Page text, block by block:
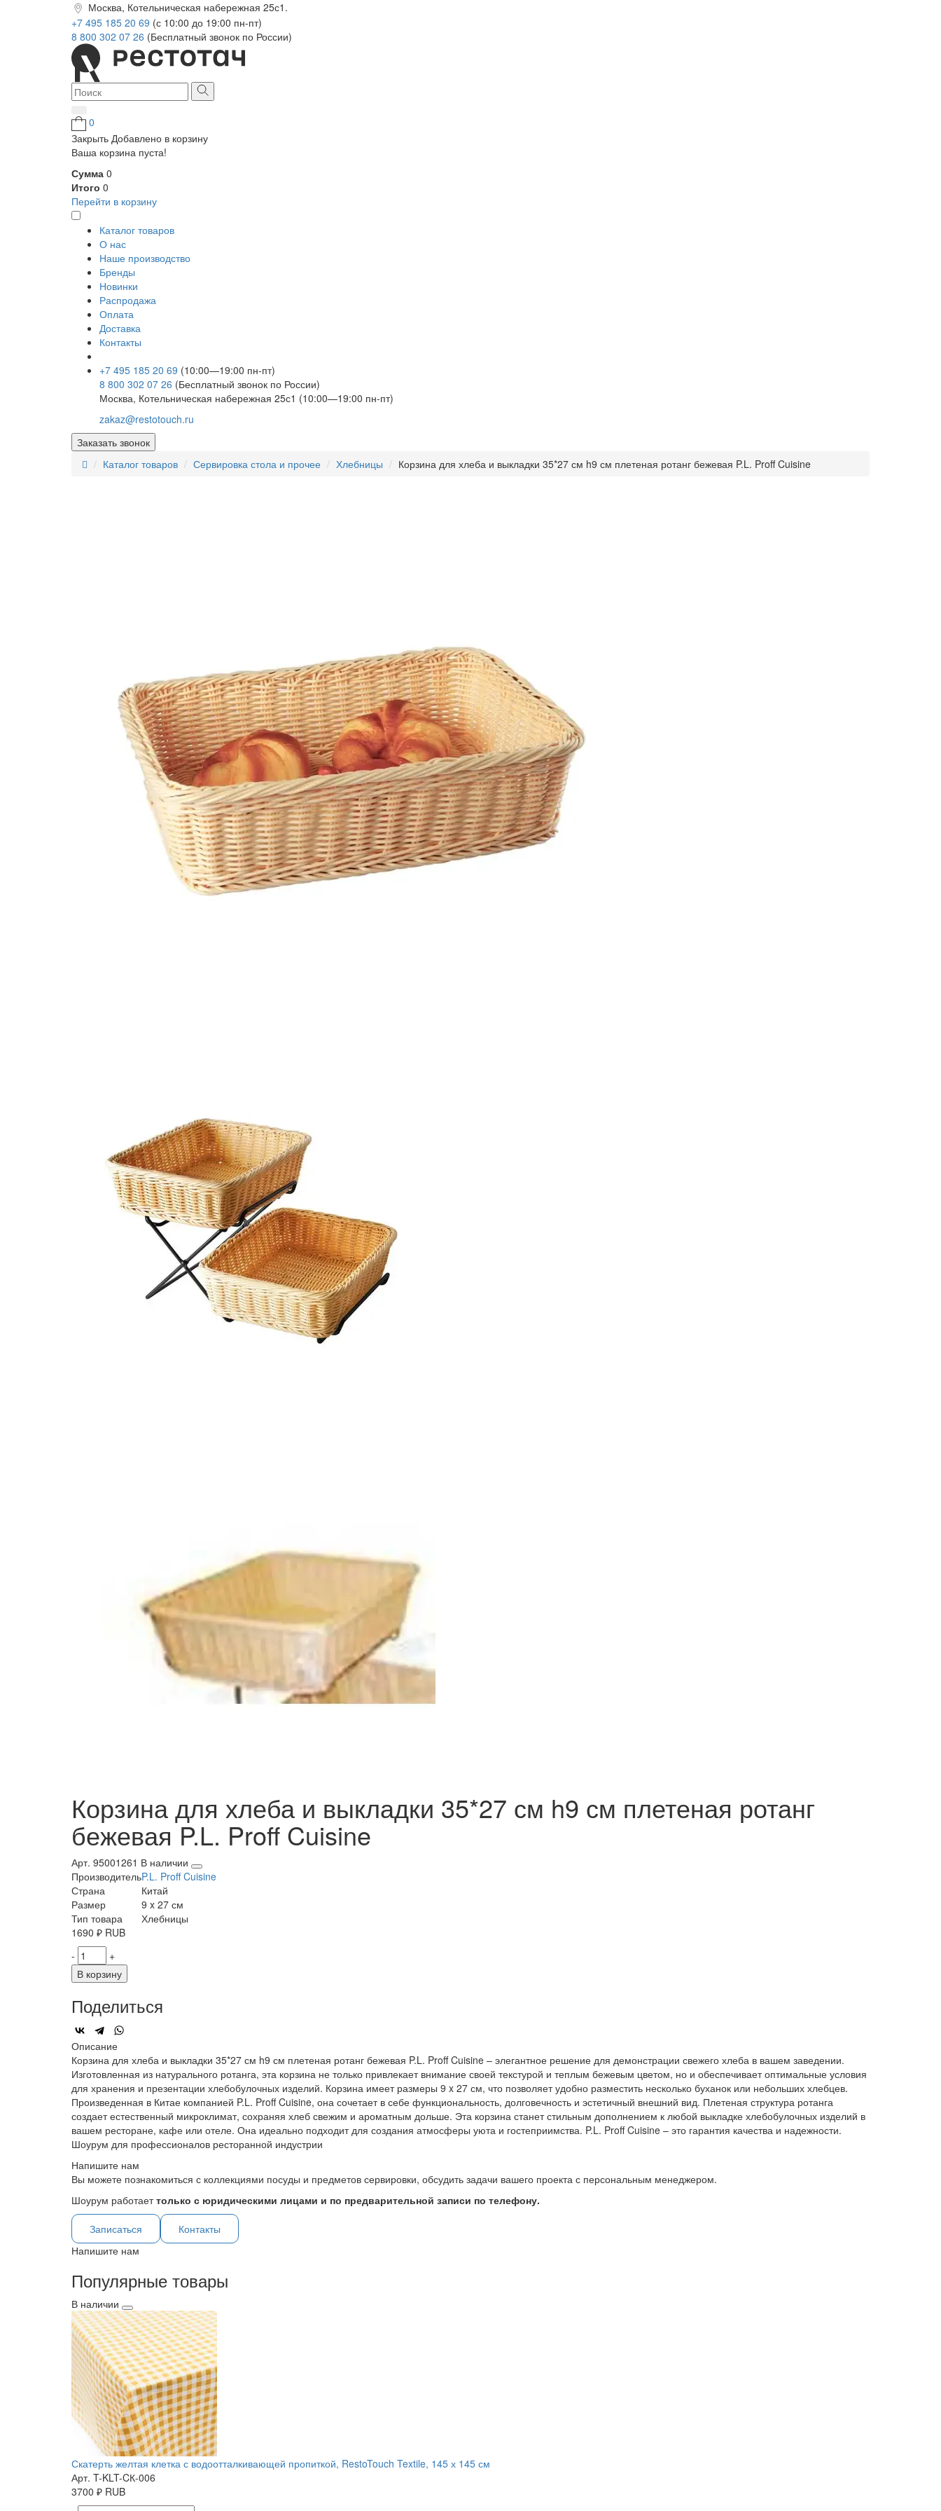
Москва, Котельническая набережная 25с1.
+7 495 185 20 69 (с 10:00 до 19:00 пн-пт)
8 800 302 07 26 (Бесплатный звонок по России)
0
Закрыть Добавлено в корзину
Ваша корзина пуста!
Сумма 0
Итого 0
Перейти в корзину
Каталог товаров
О нас
Наше производство
Бренды
Новинки
Распродажа
Оплата
Доставка
Контакты
+7 495 185 20 69 (10:00—19:00 пн-пт)
8 800 302 07 26 (Бесплатный звонок по России)
Москва, Котельническая набережная 25с1 (10:00—19:00 пн-пт)
zakaz@restotouch.ru
Заказать звонок
Каталог товаров
Сервировка стола и прочее Хлебницы Корзина для хлеба и выкладки 35*27 см h9 см плетеная ротанг бежевая P.L. Proff Cuisine
Корзина для хлеба и выкладки 35*27 см h9 см плетеная ротанг
бежевая P.L. Proff Cuisine
Арт. 95001261 В наличии
ПроизводительP.L. Proff Cuisine
Страна
Китай
Размер
9 x 27 см
Тип товара
Хлебницы
1690 ₽ RUB
-
+
В корзину
Поделиться
Описание
Корзина для хлеба и выкладки 35*27 см h9 см плетеная ротанг бежевая P.L. Proff Cuisine – элегантное решение для демонстрации свежего хлеба в вашем заведении.
Изготовленная из натурального ротанга, эта корзина не только привлекает внимание своей текстурой и теплым бежевым цветом, но и обеспечивает оптимальные условия
для хранения и презентации хлебобулочных изделий. Корзина имеет размеры 9 x 27 см, что позволяет удобно разместить несколько буханок или небольших хлебцев.
Произведенная в Китае компанией P.L. Proff Cuisine, она сочетает в себе функциональность, долговечность и эстетичный внешний вид. Плетеная структура ротанга
создает естественный микроклимат, сохраняя хлеб свежим и ароматным дольше. Эта корзина станет стильным дополнением к любой выкладке хлебобулочных изделий в
вашем ресторане, кафе или отеле. Она идеально подходит для создания атмосферы уюта и гостеприимства. P.L. Proff Cuisine – это гарантия качества и надежности.
Шоурум для профессионалов ресторанной индустрии
Напишите нам
Вы можете познакомиться с коллекциями посуды и предметов сервировки, обсудить задачи вашего проекта с персональным менеджером.
Шоурум работаеттолько с юридическими лицами и по предварительной записи по телефону.
Записаться
Контакты
Напишите нам
Популярные товары
В наличии
Скатерть желтая клетка с водоотталкивающей пропиткой, RestoTouch Textile, 145 х 145 см
Арт. T-KLT-CК-006
3700 ₽ RUB